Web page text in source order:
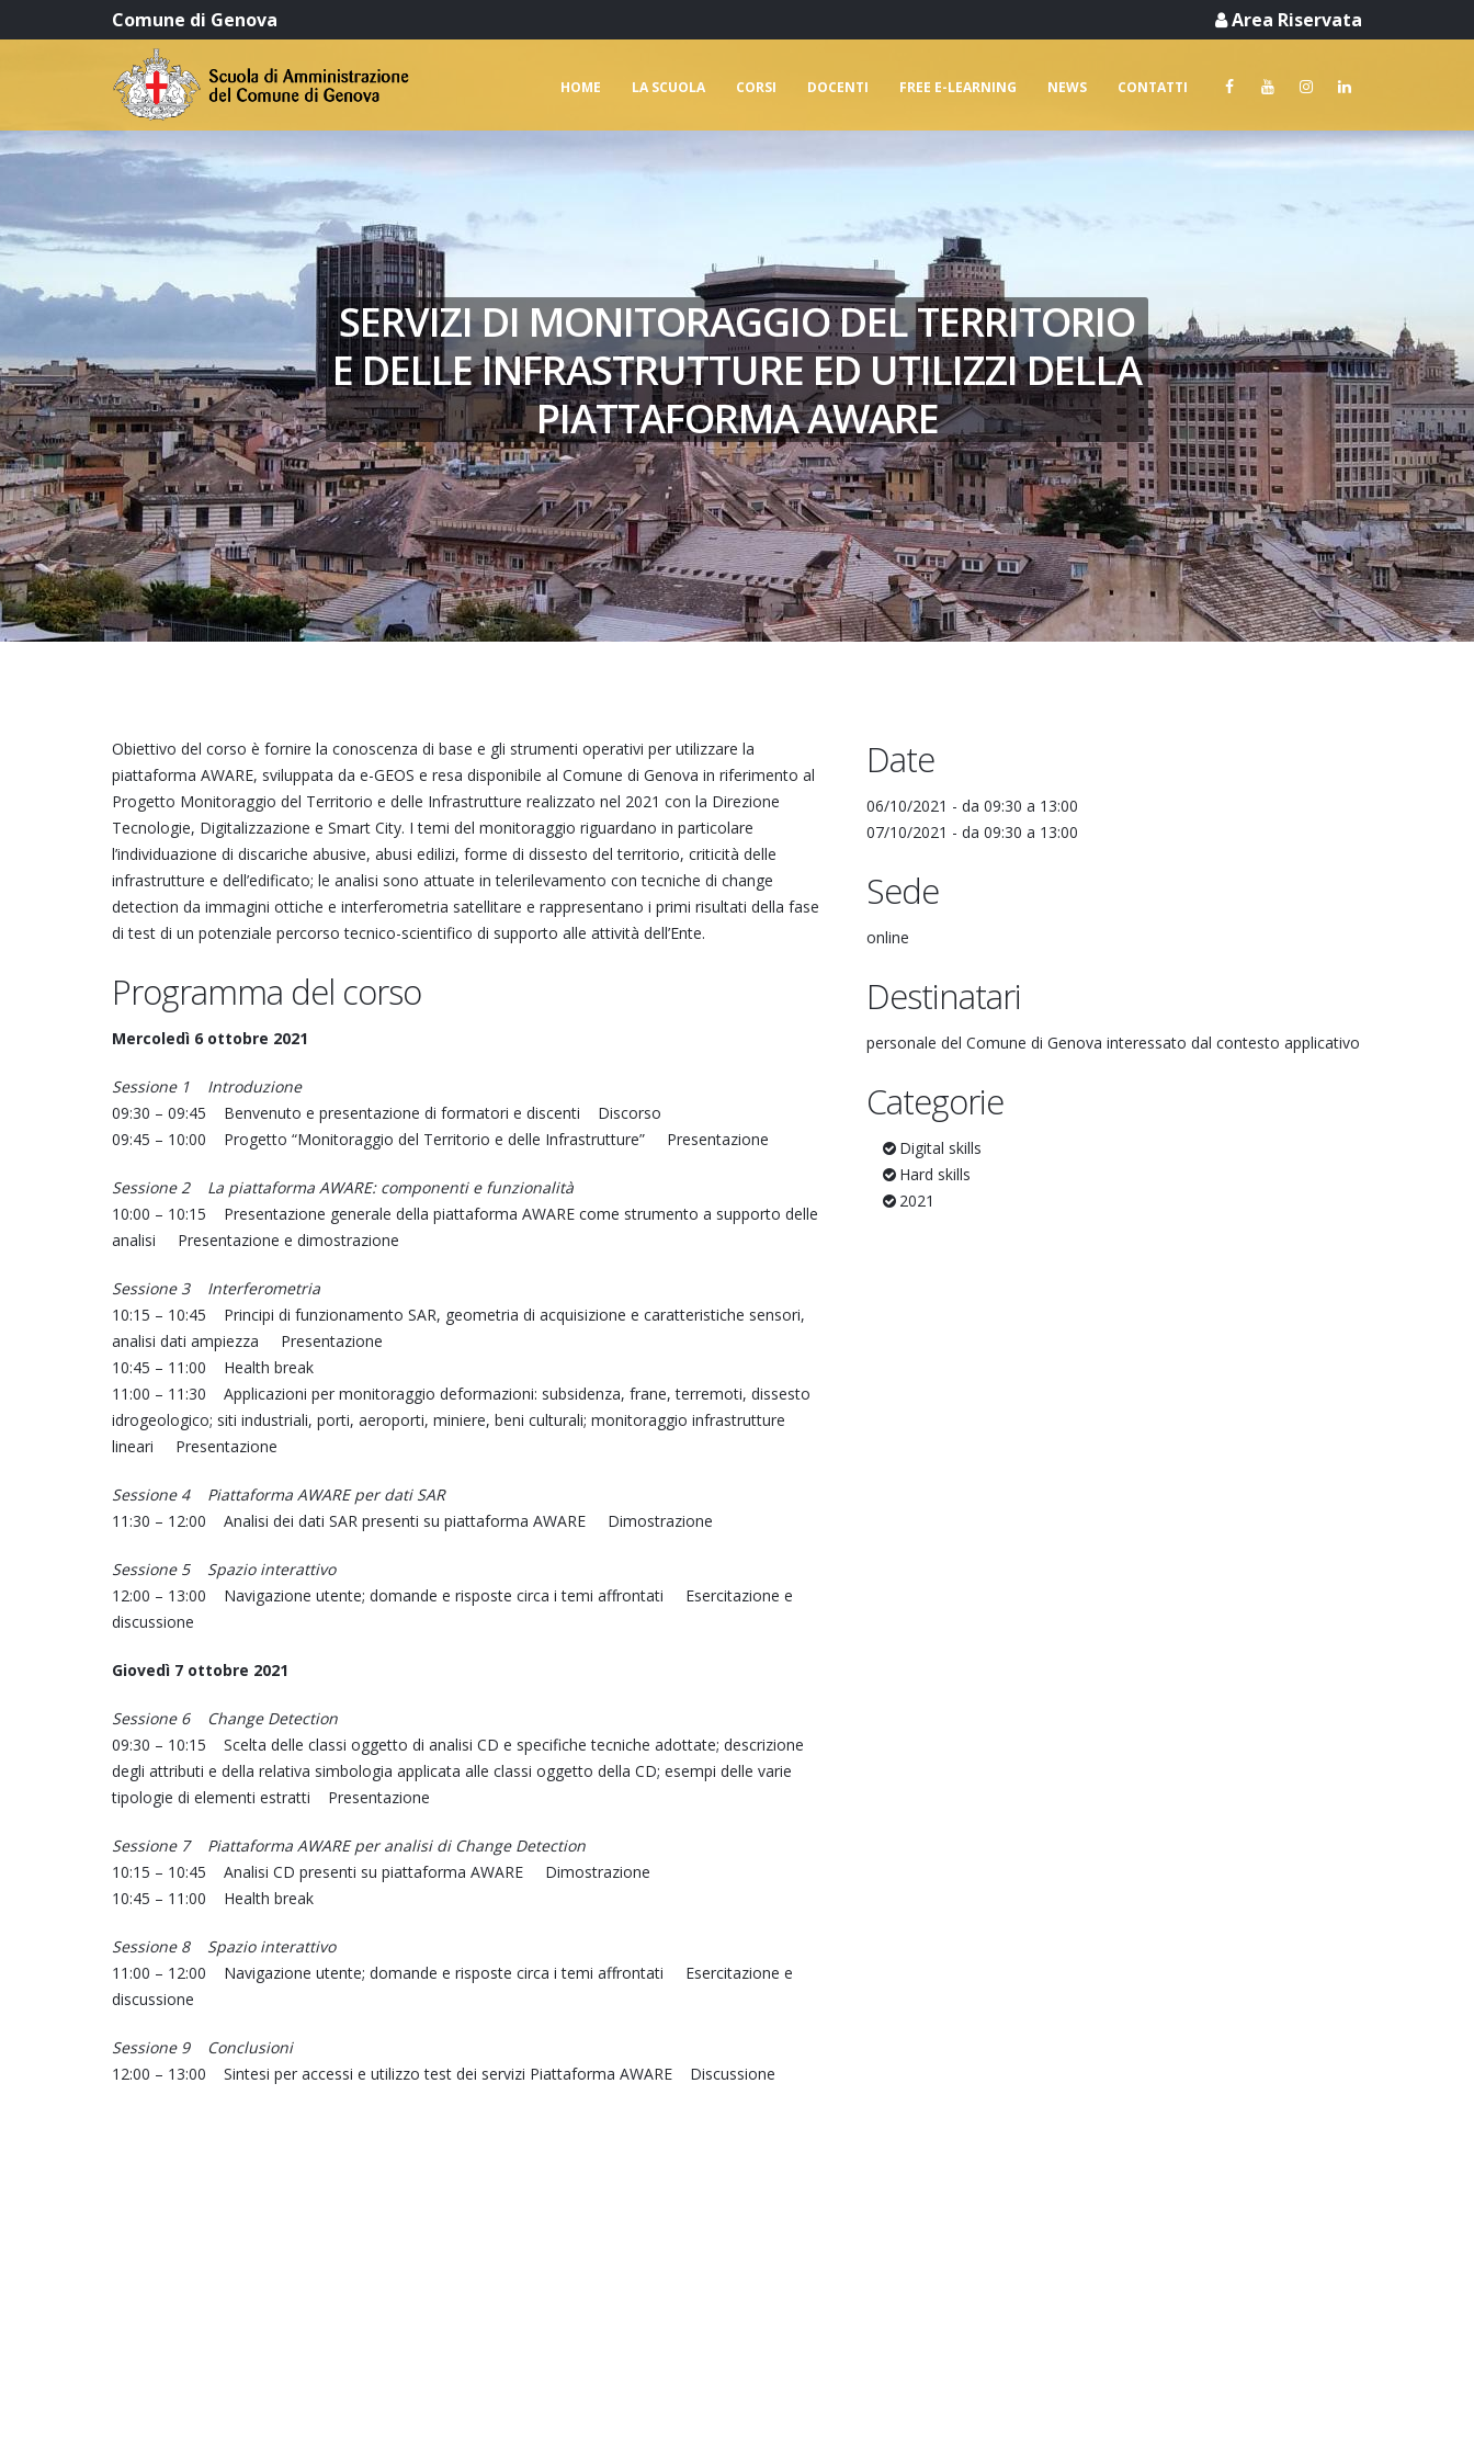
Comune di Genova Area Riservata
HOME LA SCUOLA CORSI DOCENTI FREE E-LEARNING NEWS CONTATTI
SERVIZI DI MONITORAGGIO DEL TERRITORIO
E DELLE INFRASTRUTTURE ED UTILIZZI DELLA
PIATTAFORMA AWARE
Obiettivo del corso è fornire la conoscenza di base e gli strumenti operativi per utilizzare la
piattaforma AWARE, sviluppata da e-GEOS e resa disponibile al Comune di Genova in riferimento al
Progetto Monitoraggio del Territorio e delle Infrastrutture realizzato nel 2021 con la Direzione
Tecnologie, Digitalizzazione e Smart City. I temi del monitoraggio riguardano in particolare
l’individuazione di discariche abusive, abusi edilizi, forme di dissesto del territorio, criticità delle
infrastrutture e dell’edificato; le analisi sono attuate in telerilevamento con tecniche di change
detection da immagini ottiche e interferometria satellitare e rappresentano i primi risultati della fase
di test di un potenziale percorso tecnico-scientifico di supporto alle attività dell’Ente.
Programma del corso
Mercoledì 6 ottobre 2021
Sessione 1 Introduzione
09:30 – 09:45 Benvenuto e presentazione di formatori e discenti Discorso
09:45 – 10:00 Progetto “Monitoraggio del Territorio e delle Infrastrutture” Presentazione
Sessione 2 La piattaforma AWARE: componenti e funzionalità
10:00 – 10:15 Presentazione generale della piattaforma AWARE come strumento a supporto delle
analisi Presentazione e dimostrazione
Sessione 3 Interferometria
10:15 – 10:45 Principi di funzionamento SAR, geometria di acquisizione e caratteristiche sensori,
analisi dati ampiezza Presentazione
10:45 – 11:00 Health break
11:00 – 11:30 Applicazioni per monitoraggio deformazioni: subsidenza, frane, terremoti, dissesto
idrogeologico; siti industriali, porti, aeroporti, miniere, beni culturali; monitoraggio infrastrutture
lineari Presentazione
Sessione 4 Piattaforma AWARE per dati SAR
11:30 – 12:00 Analisi dei dati SAR presenti su piattaforma AWARE Dimostrazione
Sessione 5 Spazio interattivo
12:00 – 13:00 Navigazione utente; domande e risposte circa i temi affrontati Esercitazione e
discussione
Giovedì 7 ottobre 2021
Sessione 6 Change Detection
09:30 – 10:15 Scelta delle classi oggetto di analisi CD e specifiche tecniche adottate; descrizione
degli attributi e della relativa simbologia applicata alle classi oggetto della CD; esempi delle varie
tipologie di elementi estratti Presentazione
Sessione 7 Piattaforma AWARE per analisi di Change Detection
10:15 – 10:45 Analisi CD presenti su piattaforma AWARE Dimostrazione
10:45 – 11:00 Health break
Sessione 8 Spazio interattivo
11:00 – 12:00 Navigazione utente; domande e risposte circa i temi affrontati Esercitazione e
discussione
Sessione 9 Conclusioni
12:00 – 13:00 Sintesi per accessi e utilizzo test dei servizi Piattaforma AWARE Discussione
Date
06/10/2021 - da 09:30 a 13:00
07/10/2021 - da 09:30 a 13:00
Sede
online
Destinatari
personale del Comune di Genova interessato dal contesto applicativo
Categorie
Digital skills
Hard skills
2021